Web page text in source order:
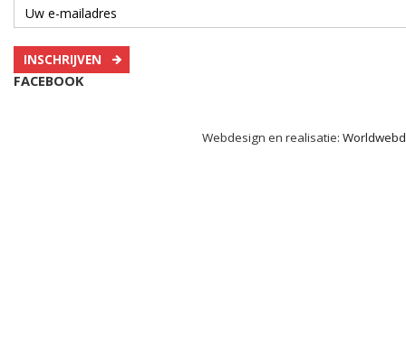
INSCHRIJVEN
FACEBOOK
Webdesign en realisatie: